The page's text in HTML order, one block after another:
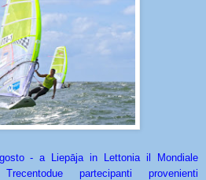
- a Liepāja in Lettonia il
Mondiale
partecipanti provenienti